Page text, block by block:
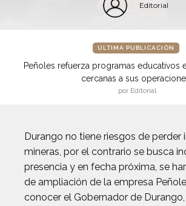
Editorial
ÚLTIMA PUBLICACIÓN
Peñoles refuerza programas educativos
cercanas a sus
por Editorial
Durango no tiene riesgos de perder
mineras, por el contrario se busca
presencia y en fecha próxima, se
de ampliación de la empresa
conocer el Gobernador de Durango,